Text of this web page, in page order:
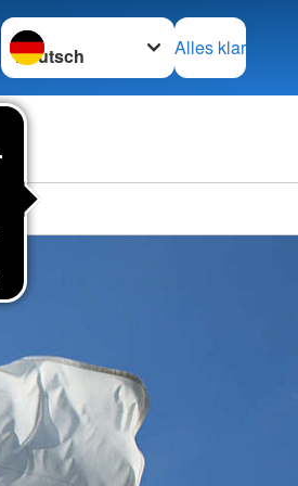
Sprache wechseln zu
Alles klar